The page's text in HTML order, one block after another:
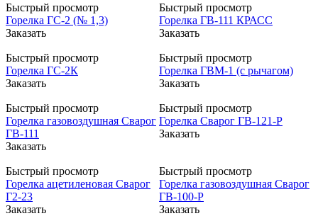
Быстрый просмотр
Горелка ГС-2 (№ 1,3)
Заказать
Быстрый просмотр
Горелка ГВ-111 КРАСС
Заказать
Быстрый просмотр
Горелка ГС-2К
Заказать
Быстрый просмотр
Горелка ГВМ-1 (с рычагом)
Заказать
Быстрый просмотр
Горелка газовоздушная Сварог
ГВ-111
Заказать
Быстрый просмотр
Горелка Сварог ГВ-121-Р
Заказать
Быстрый просмотр
Горелка ацетиленовая Сварог
Г2-23
Заказать
Быстрый просмотр
Горелка газовоздушная Сварог
ГВ-100-Р
Заказать